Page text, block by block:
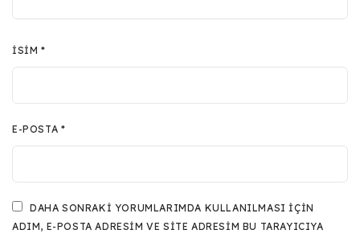
İSIM*
E-POSTA *
DAHA SONRAKI YORUMLARIMDA KULLANILMASI IÇIN
ADIM, E-POSTA ADRESIM VE SITE ADRESIM BU TARAYICIYA